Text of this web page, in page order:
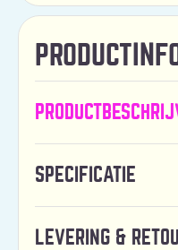
SPECIFICATIE
LEVERING &